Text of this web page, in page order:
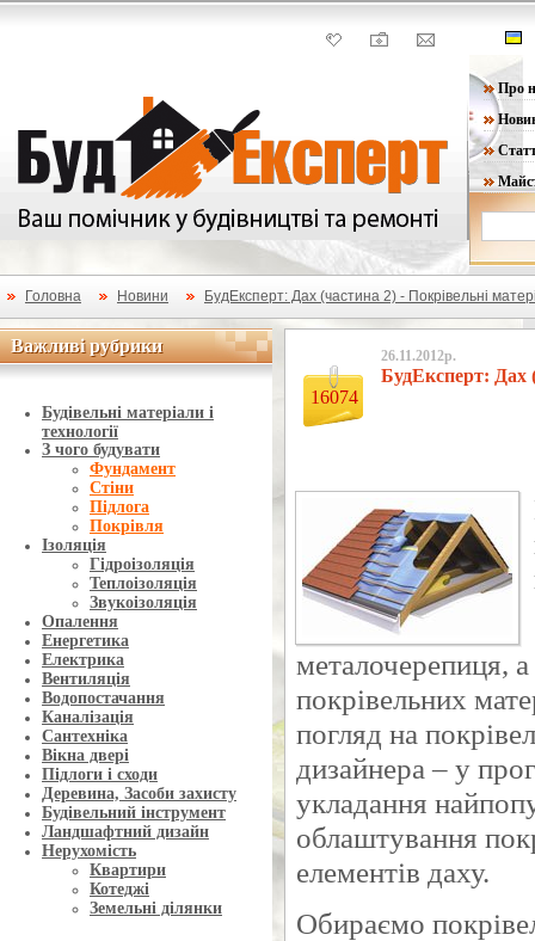
Про
Головна Новини БудЕксперт: Дах (частина 2) - Покрівельні
Важливі рубрики
Важливі рубрики
Будівельні матеріали і
технології
З чого будувати
Фундамент
Стіни
Підлога
Покрівля
Ізоляція
Гідроізоляція
Теплоізоляція
Звукоізоляція
Опалення
Енергетика
Електрика
Вентиляція
Водопостачання
Каналізація
Сантехніка
Вікна двері
Підлоги і сходи
Деревина, Засоби захисту
Будівельний інструмент
Ландшафтний дизайн
Нерухомість
Квартири
Котеджі
Земельні ділянки
16074
26.11.2012р.
БудЕксперт: Дах
металочерепиця,
покрівельних
погляд на
дизайнера – у
укладання
облаштування
елементів даху.
Обираємо